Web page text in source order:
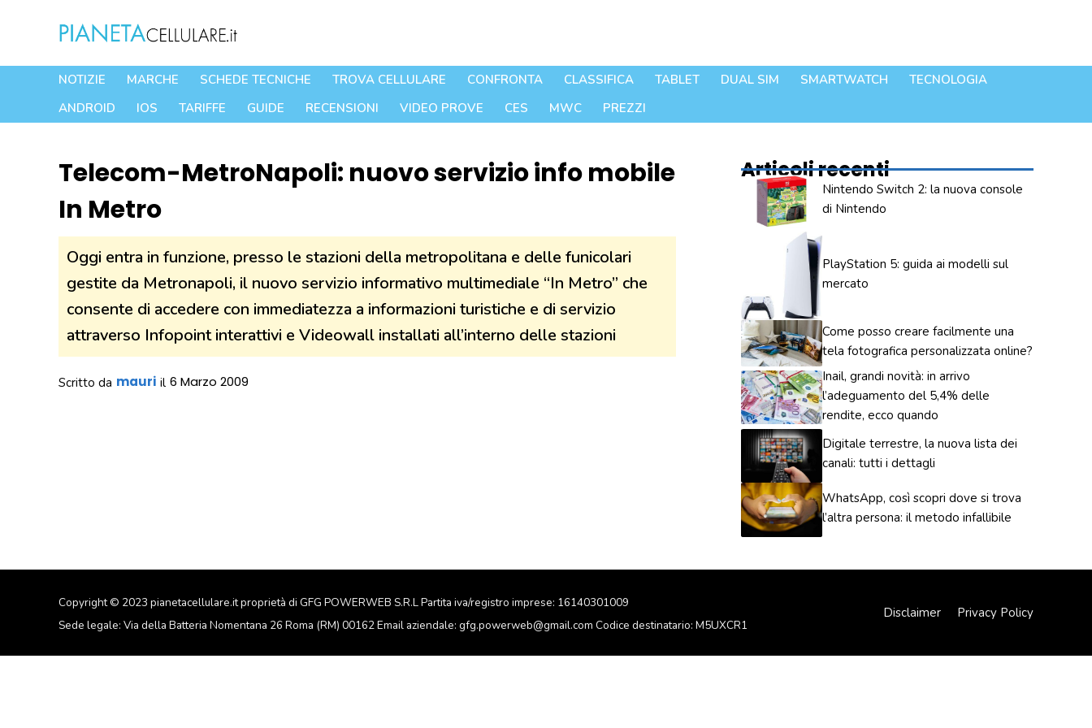
contenuto
NOTIZIE MARCHE SCHEDE TECNICHE TROVA CELLULARE CONFRONTA CLASSIFICA TABLET DUAL SIM SMARTWATCH
TECNOLOGIA
ANDROID
IOS TARIFFE GUIDE RECENSIONI VIDEO PROVE CES MWC PREZZI
Telecom-MetroNapoli: nuovo servizio info mobile
In Metro
Oggi entra in funzione, presso le stazioni della metropolitana e delle funicolari
gestite da Metronapoli, il nuovo servizio informativo multimediale “In Metro” che
consente di accedere con immediatezza a informazioni turistiche e di servizio
attraverso Infopoint interattivi e Videowall installati all’interno delle stazioni
Scritto da mauri il 6 Marzo 2009
Articoli recenti
Nintendo Switch 2: la nuova console
di Nintendo
PlayStation 5: guida ai modelli sul
mercato
Come posso creare facilmente una
tela fotografica personalizzata online?
Inail, grandi novità: in arrivo
l’adeguamento del 5,4% delle
rendite, ecco quando
Digitale terrestre, la nuova lista dei
canali: tutti i dettagli
WhatsApp, così scopri dove si trova
l’altra persona: il metodo infallibile
Copyright © 2023 pianetacellulare.it proprietà di GFG POWERWEB S.R.L Partita iva/registro imprese: 16140301009
Sede legale: Via della Batteria Nomentana 26 Roma (RM) 00162 Email aziendale: gfg.powerweb@gmail.com Codice destinatario: M5UXCR1
Disclaimer Privacy Policy